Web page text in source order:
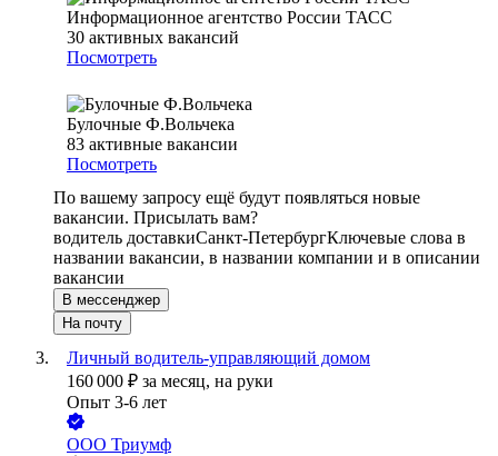
Информационное агентство России ТАСС
30 активных вакансий
Посмотреть
Булочные Ф.Вольчека
83 активные вакансии
Посмотреть
По вашему запросу ещё будут появляться новые
вакансии. Присылать вам?
водитель доставкиСанкт-ПетербургКлючевые слова в
названии вакансии, в названии компании и в описании
вакансии
В мессенджер
На почту
Личный водитель-управляющий домом
160 000 ₽ за месяц, на руки
Опыт 3-6 лет
ООО Триумф